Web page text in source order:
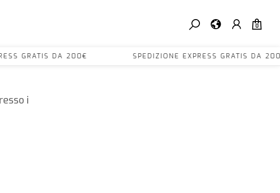
0
GRATIS DA 200€ SPEDIZIONE EXPRESS
i